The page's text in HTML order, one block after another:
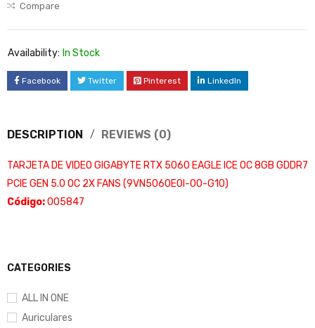
CATEGORIES
ALL IN ONE
Auriculares
Compare
Availability: In Stock
Facebook Twitter Pinterest LinkedIn
DESCRIPTION REVIEWS (0)
TARJETA DE VIDEO GIGABYTE RTX 5060 EAGLE ICE OC 8GB GDDR7
PCIE GEN 5.0 OC 2X FANS (9VN5060EOI-00-G10)
Código:005847